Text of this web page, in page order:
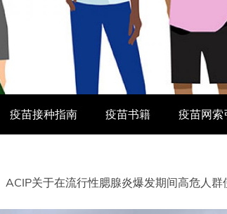
疫苗接种指南 疫苗书籍 疫苗网索
ACIP关于在流行性腮腺炎爆发期间高危人